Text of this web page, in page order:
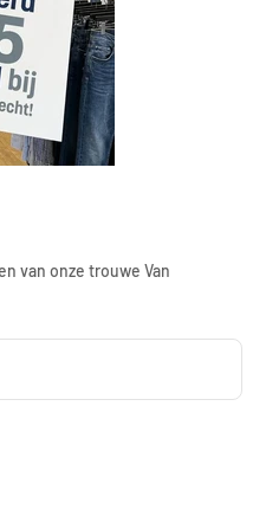
van onze trouwe Van